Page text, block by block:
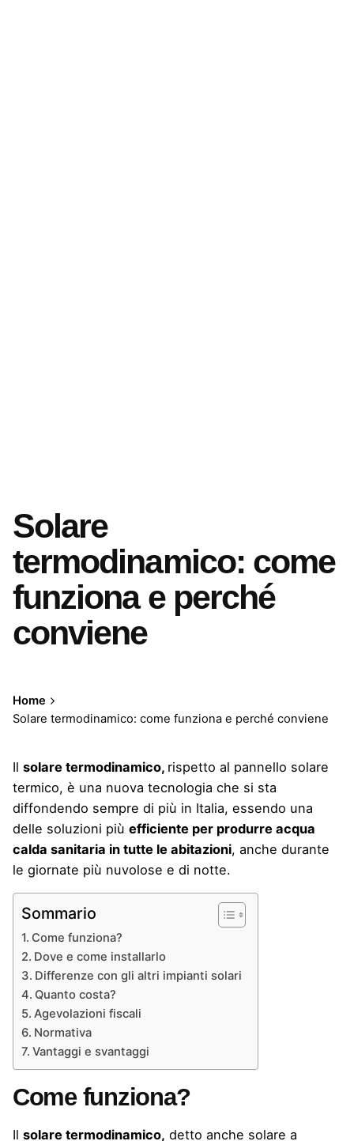
Solare
termodinamico: come
funziona e perché
conviene
Home
Solare termodinamico: come funziona e perché conviene
Il solare termodinamico, rispetto al pannello solare
termico, è una nuova tecnologia che si sta
diffondendo sempre di più in Italia, essendo una
delle soluzioni più efficiente per produrre acqua
calda sanitaria in tutte le abitazioni, anche durante
le giornate più nuvolose e di notte.
Sommario
Come funziona?
Dove e come installarlo
Differenze con gli altri impianti solari
Quanto costa?
Agevolazioni fiscali
Normativa
Vantaggi e svantaggi
Come funziona?
Il solare termodinamico, detto anche solare a